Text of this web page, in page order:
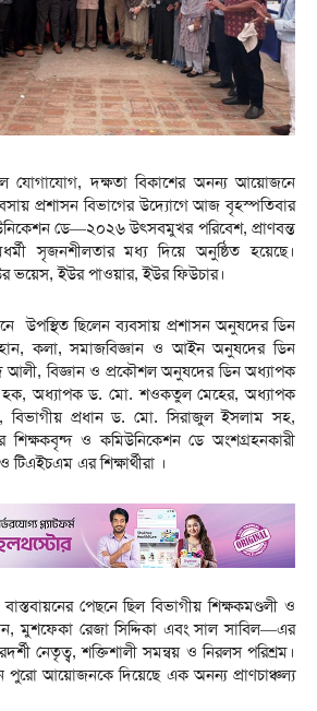
দক্ষতা বিকাশের অনন্য আয়োজনে
প্রশাসন বিভাগের উদ্যোগে আজ বৃহস্পতিবার
ডে—২০২৬ উৎসবমুখর পরিবেশ, প্রাণবন্ত
সৃজনশীলতার মধ্য দিয়ে অনুষ্ঠিত হয়েছে।
ভয়েস, ইউর পাওয়ার, ইউর ফিউচার।
উপস্থিত ছিলেন ব্যবসায় প্রশাসন অনুষদের ডিন
কলা, সমাজবিজ্ঞান ও আইন অনুষদের ডিন
আলী, বিজ্ঞান ও প্রকৌশল অনুষদের ডিন অধ্যাপক
হক, অধ্যাপক ড. মো. শওকতুল মেহের, অধ্যাপক
প্রধান ড. মো. সিরাজুল ইসলাম সহ,
শিক্ষকবৃন্দ ও কমিউনিকেশন ডে অংশগ্রহনকারী
এর শিক্ষার্থীরা ।
পেছনে ছিল বিভাগীয় শিক্ষকমণ্ডলী ও
মুশফেকা রেজা সিদ্দিকা এবং সাল সাবিল—এর
নেতৃত্ব, শক্তিশালী সমন্বয় ও নিরলস পরিশ্রম।
পুরো আয়োজনকে দিয়েছে এক অনন্য প্রাণচাঞ্চল্য